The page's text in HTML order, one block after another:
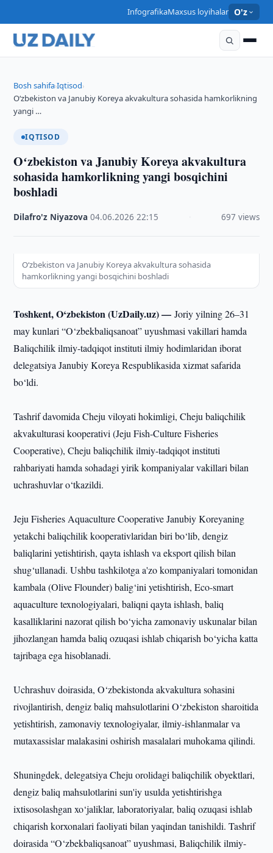
InfografikaMaxsus loyihalar O'z
Bosh sahifa›Iqtisod›
Oʻzbekiston va Janubiy Koreya akvakultura sohasida hamkorlikning
yangi …
IQTISOD
Oʻzbekiston va Janubiy Koreya akvakultura
sohasida hamkorlikning yangi bosqichini
boshladi
Dilafro'z Niyazova ·04.06.2026 ·22:15 697 views
Oʻzbekiston va Janubiy Koreya akvakultura sohasida
hamkorlikning yangi bosqichini boshladi
Toshkent, O‘zbekiston (UzDaily.uz) —Joriy yilning 26–31
may kunlari “O‘zbekbaliqsanoat” uyushmasi vakillari hamda
Baliqchilik ilmiy-tadqiqot instituti ilmiy hodimlaridan iborat
delegatsiya Janubiy Koreya Respublikasida xizmat safarida
bo‘ldi.
Tashrif davomida Cheju viloyati hokimligi, Cheju baliqchilik
akvakulturasi kooperativi (Jeju Fish-Culture Fisheries
Cooperative), Cheju baliqchilik ilmiy-tadqiqot instituti
rahbariyati hamda sohadagi yirik kompaniyalar vakillari bilan
uchrashuvlar o‘tkazildi.
Jeju Fisheries Aquaculture Cooperative Janubiy Koreyaning
yetakchi baliqchilik kooperativlaridan biri bo‘lib, dengiz
baliqlarini yetishtirish, qayta ishlash va eksport qilish bilan
shug‘ullanadi. Ushbu tashkilotga a'zo kompaniyalari tomonidan
kambala (Olive Flounder) balig‘ini yetishtirish, Eco-smart
aquaculture texnologiyalari, baliqni qayta ishlash, baliq
kasalliklarini nazorat qilish bo‘yicha zamonaviy uskunalar bilan
jihozlangan hamda baliq ozuqasi ishlab chiqarish bo‘yicha katta
tajribaga ega hisoblanadi.
Uchrashuv doirasida, O‘zbekistonda akvakultura sohasini
rivojlantirish, dengiz baliq mahsulotlarini O‘zbekiston sharoitida
yetishtirish, zamonaviy texnologiyalar, ilmiy-ishlanmalar va
mutaxassislar malakasini oshirish masalalari muhokama qilindi.
Shuningdek, delegatsiya Cheju orolidagi baliqchilik obyektlari,
dengiz baliq mahsulotlarini sun'iy usulda yetishtirishga
ixtisosolashgan xo‘jaliklar, laboratoriyalar, baliq ozuqasi ishlab
chiqarish korxonalari faoliyati bilan yaqindan tanishildi. Tashrif
doirasida “O‘zbekbaliqsanoat” uyushmasi, Baliqchilik ilmiy-